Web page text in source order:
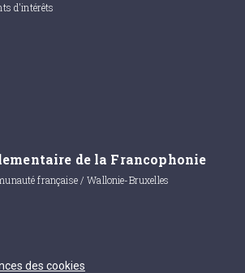
d'intérêts
de la Francophonie
française / Wallonie-Bruxelles
des cookies